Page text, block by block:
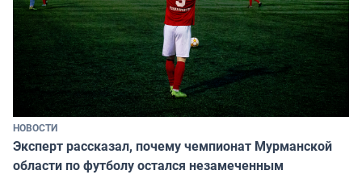
НОВОСТИ
Эксперт рассказал, почему чемпионат Мурманской
области по футболу остался незамеченным